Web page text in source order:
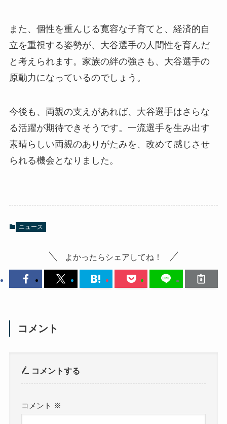
また、個性を重んじる寛容な子育てと、経済的自
立を重視する姿勢が、大谷選手の人間性を育んだ
と考えられます。家族の絆の強さも、大谷選手の
原動力になっているのでしょう。
今後も、両親の支えがあれば、大谷選手はさらな
る活躍が期待できそうです。一流選手を生み出す
素晴らしい両親のありがたみを、改めて感じさせ
られる機会となりました。
ニュース
よかったらシェアしてね！
コメント
コメントする
コメント ※